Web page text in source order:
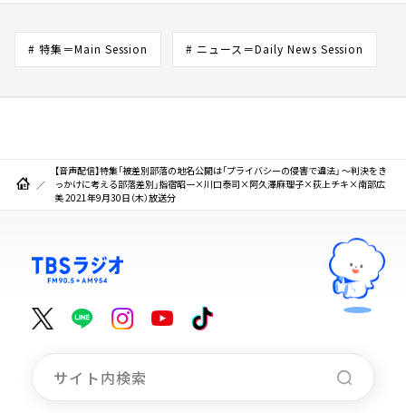
# 特集＝Main Session # ニュース＝Daily News Session
【音声配信】特集「被差別部落の地名公開は「プライバシーの侵害で違法」 ～判決をき
っかけに考える部落差別」指宿昭一×川口泰司×阿久澤麻理子×荻上チキ×南部広
美 2021年9月30日（木）放送分